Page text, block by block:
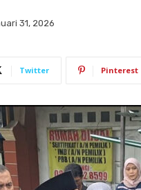
31, 2026
Twitter Pinterest